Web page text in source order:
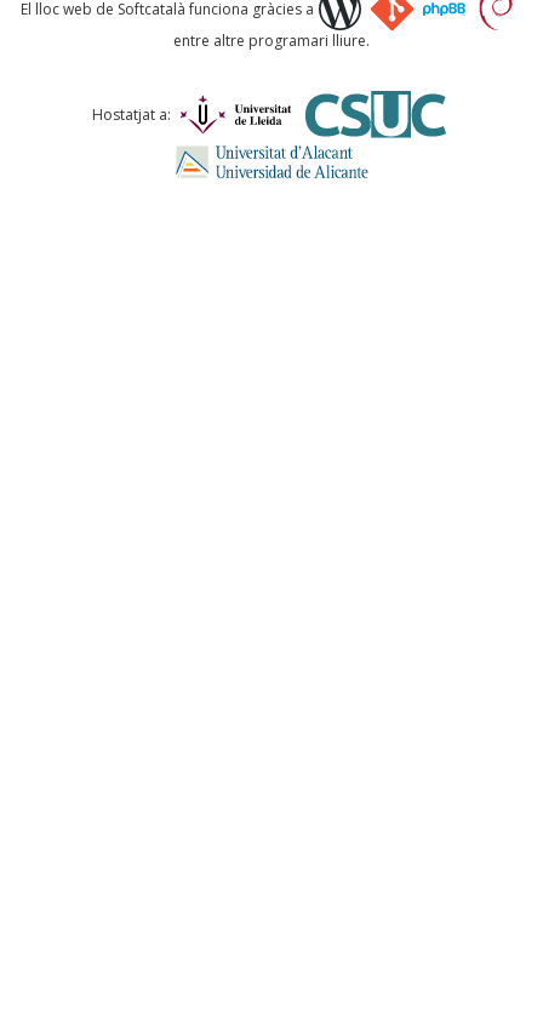
Comentari *
El lloc web de Softcatalà funciona gràcies a
entre altre programari lliure.
Hostatjat a: